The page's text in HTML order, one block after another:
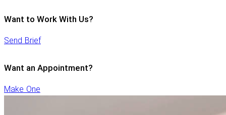
Want to Work With Us?
Send Brief
Want an Appointment?
Make One